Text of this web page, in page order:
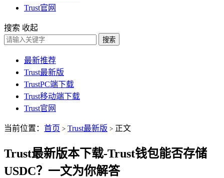
Trust官网
搜索 收起
搜索
最新推荐
Trust最新版
TrustPC端下载
Trust移动端下载
Trust官网
当前位置： 首页 > Trust最新版 > 正文
Trust最新版本下载-Trust钱包能否存储
USDC？一文为你解答